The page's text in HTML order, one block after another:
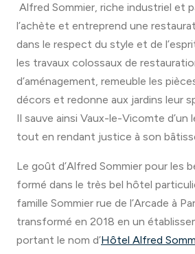
Alfred Sommier, riche industriel et
l’achète et entreprend une
dans le respect du style et de
les travaux colossaux de
d’aménagement, remeuble les
décors et redonne aux jardins leur
Il sauve ainsi Vaux-le-Vicomte
tout en rendant justice à son
Le goût d’Alfred Sommier pour les
formé dans le très bel hôtel
famille Sommier rue de l’Arcade à
transformé en 2018 en un
portant le nom d’Hôtel Alfred